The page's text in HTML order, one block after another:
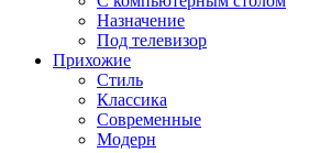
Назначение
Под телевизор
Прихожие
Стиль
Классика
Современные
Модерн